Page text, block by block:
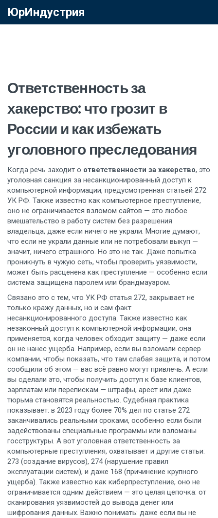
ЮрИндустрия
Ответственность за
хакерство: что грозит в
России и как избежать
уголовного преследования
Когда речь заходит о ответственности за хакерство, это
уголовная санкция за несанкционированный доступ к
компьютерной информации, предусмотренная статьей 272
УК РФ. Также известно как компьютерное преступление,
оно не ограничивается взломом сайтов — это любое
вмешательство в работу систем без разрешения
владельца, даже если ничего не украли. Многие думают,
что если не украли данные или не потребовали выкуп —
значит, ничего страшного. Но это не так. Даже попытка
проникнуть в чужую сеть, чтобы проверить уязвимости,
может быть расценена как преступление — особенно если
система защищена паролем или брандмауэром.
Связано это с тем, что УК РФ статья 272, закрывает не
только кражу данных, но и сам факт
несанкционированного доступа. Также известно как
незаконный доступ к компьютерной информации, она
применяется, когда человек обходит защиту — даже если
он не нанес ущерба. Например, если вы взломали сервер
компании, чтобы показать, что там слабая защита, и потом
сообщили об этом — вас всё равно могут привлечь. А если
вы сделали это, чтобы получить доступ к базе клиентов,
зарплатам или перепискам — штрафы, арест или даже
тюрьма становятся реальностью. Судебная практика
показывает: в 2023 году более 70% дел по статье 272
заканчивались реальными сроками, особенно если были
задействованы специальные программы или взломаны
госструктуры. А вот уголовная ответственность за
компьютерные преступления, охватывает и другие статьи:
273 (создание вирусов), 274 (нарушение правил
эксплуатации систем), и даже 168 (причинение крупного
ущерба). Также известно как киберпреступление, оно не
ограничивается одним действием — это целая цепочка: от
сканирования уязвимостей до вывода денег или
шифрования данных. Важно понимать: даже если вы не